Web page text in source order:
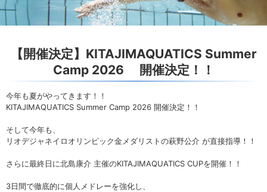
【開催決定】KITAJIMAQUATICS Summer
Camp 2026 開催決定！！
今年も夏がやってきます！！
KITAJIMAQUATICS Summer Camp 2026 開催決定！！
そして今年も、
リオデジャネイロオリンピック金メダリストの萩野公介 が直接指導！！
さらに最終日に北島康介 主催のKITAJIMAQUATICS CUPを開催！！
3日間で徹底的に個人メドレーを強化し、